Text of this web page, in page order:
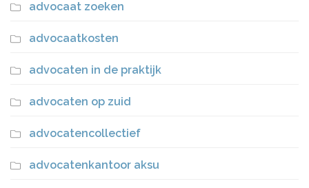
advocaat zoeken
advocaatkosten
advocaten in de praktijk
advocaten op zuid
advocatencollectief
advocatenkantoor aksu